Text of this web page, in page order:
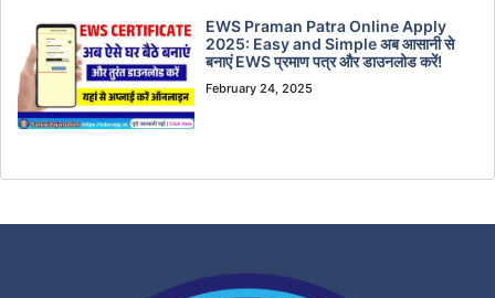
EWS Praman Patra Online Apply
2025: Easy and Simple अब आसानी से
बनाएं EWS प्रमाण पत्र और डाउनलोड करें!
February 24, 2025